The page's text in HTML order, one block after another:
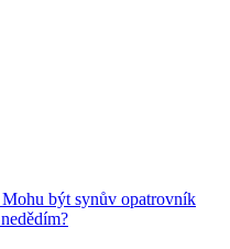
být synův opatrovník